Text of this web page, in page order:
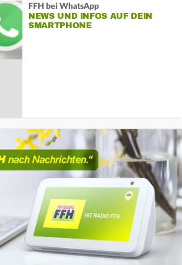
FFH bei WhatsApp
NEWS UND INFOS AUF DEIN
SMARTPHONE